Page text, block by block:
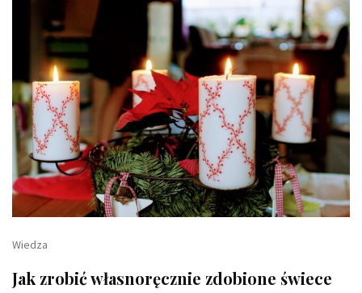
Wiedza
Jak zrobić własnoręcznie zdobione świece